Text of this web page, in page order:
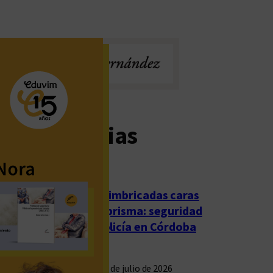
noticias
Las imbricadas caras
del prisma: seguridad
y policía en Córdoba
23 de julio de 2026